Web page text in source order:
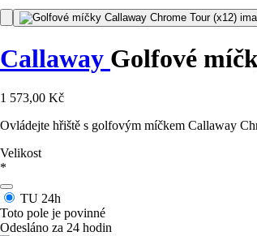
Callaway Golfové
1 573,00 Kč
Ovládejte hřiště s golfovým míčkem Callaway
Velikost
*
TU 24h
Toto pole je povinné
Odesláno za 24 hodin